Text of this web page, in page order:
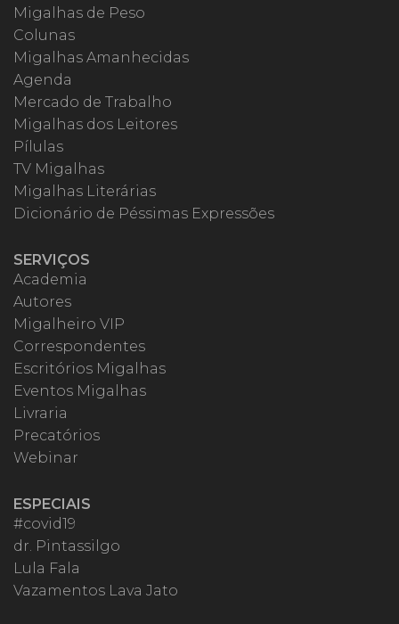
Migalhas de Peso
Colunas
Migalhas Amanhecidas
Agenda
Mercado de Trabalho
Migalhas dos Leitores
Pílulas
TV Migalhas
Migalhas Literárias
Dicionário de Péssimas Expressões
SERVIÇOS
Academia
Autores
Migalheiro VIP
Correspondentes
Escritórios Migalhas
Eventos Migalhas
Livraria
Precatórios
Webinar
ESPECIAIS
#covid19
dr. Pintassilgo
Lula Fala
Vazamentos Lava Jato